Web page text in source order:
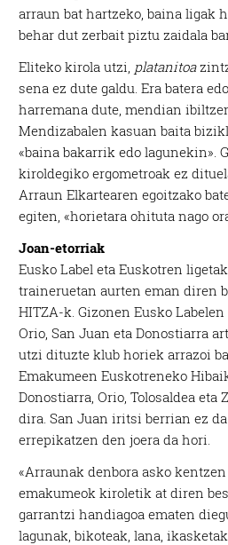
arraun bat hartzeko, baina ligak
behar dut zerbait piztu zaidala
Eliteko kirola utzi, platanitoa
sena ez dute galdu. Era batera
harremana dute, mendian
Mendizabalen kasuan baita
«baina bakarrik edo lagunekin».
kiroldegiko ergometroak ez
Arraun Elkartearen egoitzako
egiten, «horietara ohituta nago
Joan-etorriak
Eusko Label eta Euskotren
traineruetan aurten eman diren
HITZA-k. Gizonen Eusko
Orio, San Juan eta Donostiarra
utzi dituzte klub horiek arrazoi
Emakumeen Euskotreneko
Donostiarra, Orio, Tolosaldea eta
dira. San Juan iritsi berrian ez
errepikatzen den joera da hori.
«Arraunak denbora asko kentzen
emakumeok kiroletik at diren
garrantzi handiagoa ematen
lagunak, bikoteak, lana,